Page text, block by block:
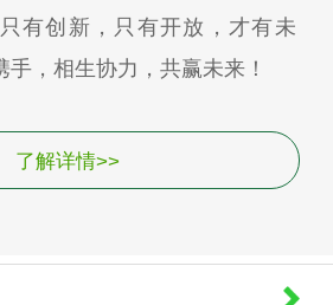
有创新，只有开放，才有未
，相生协力，共赢未来！
了解详情>>